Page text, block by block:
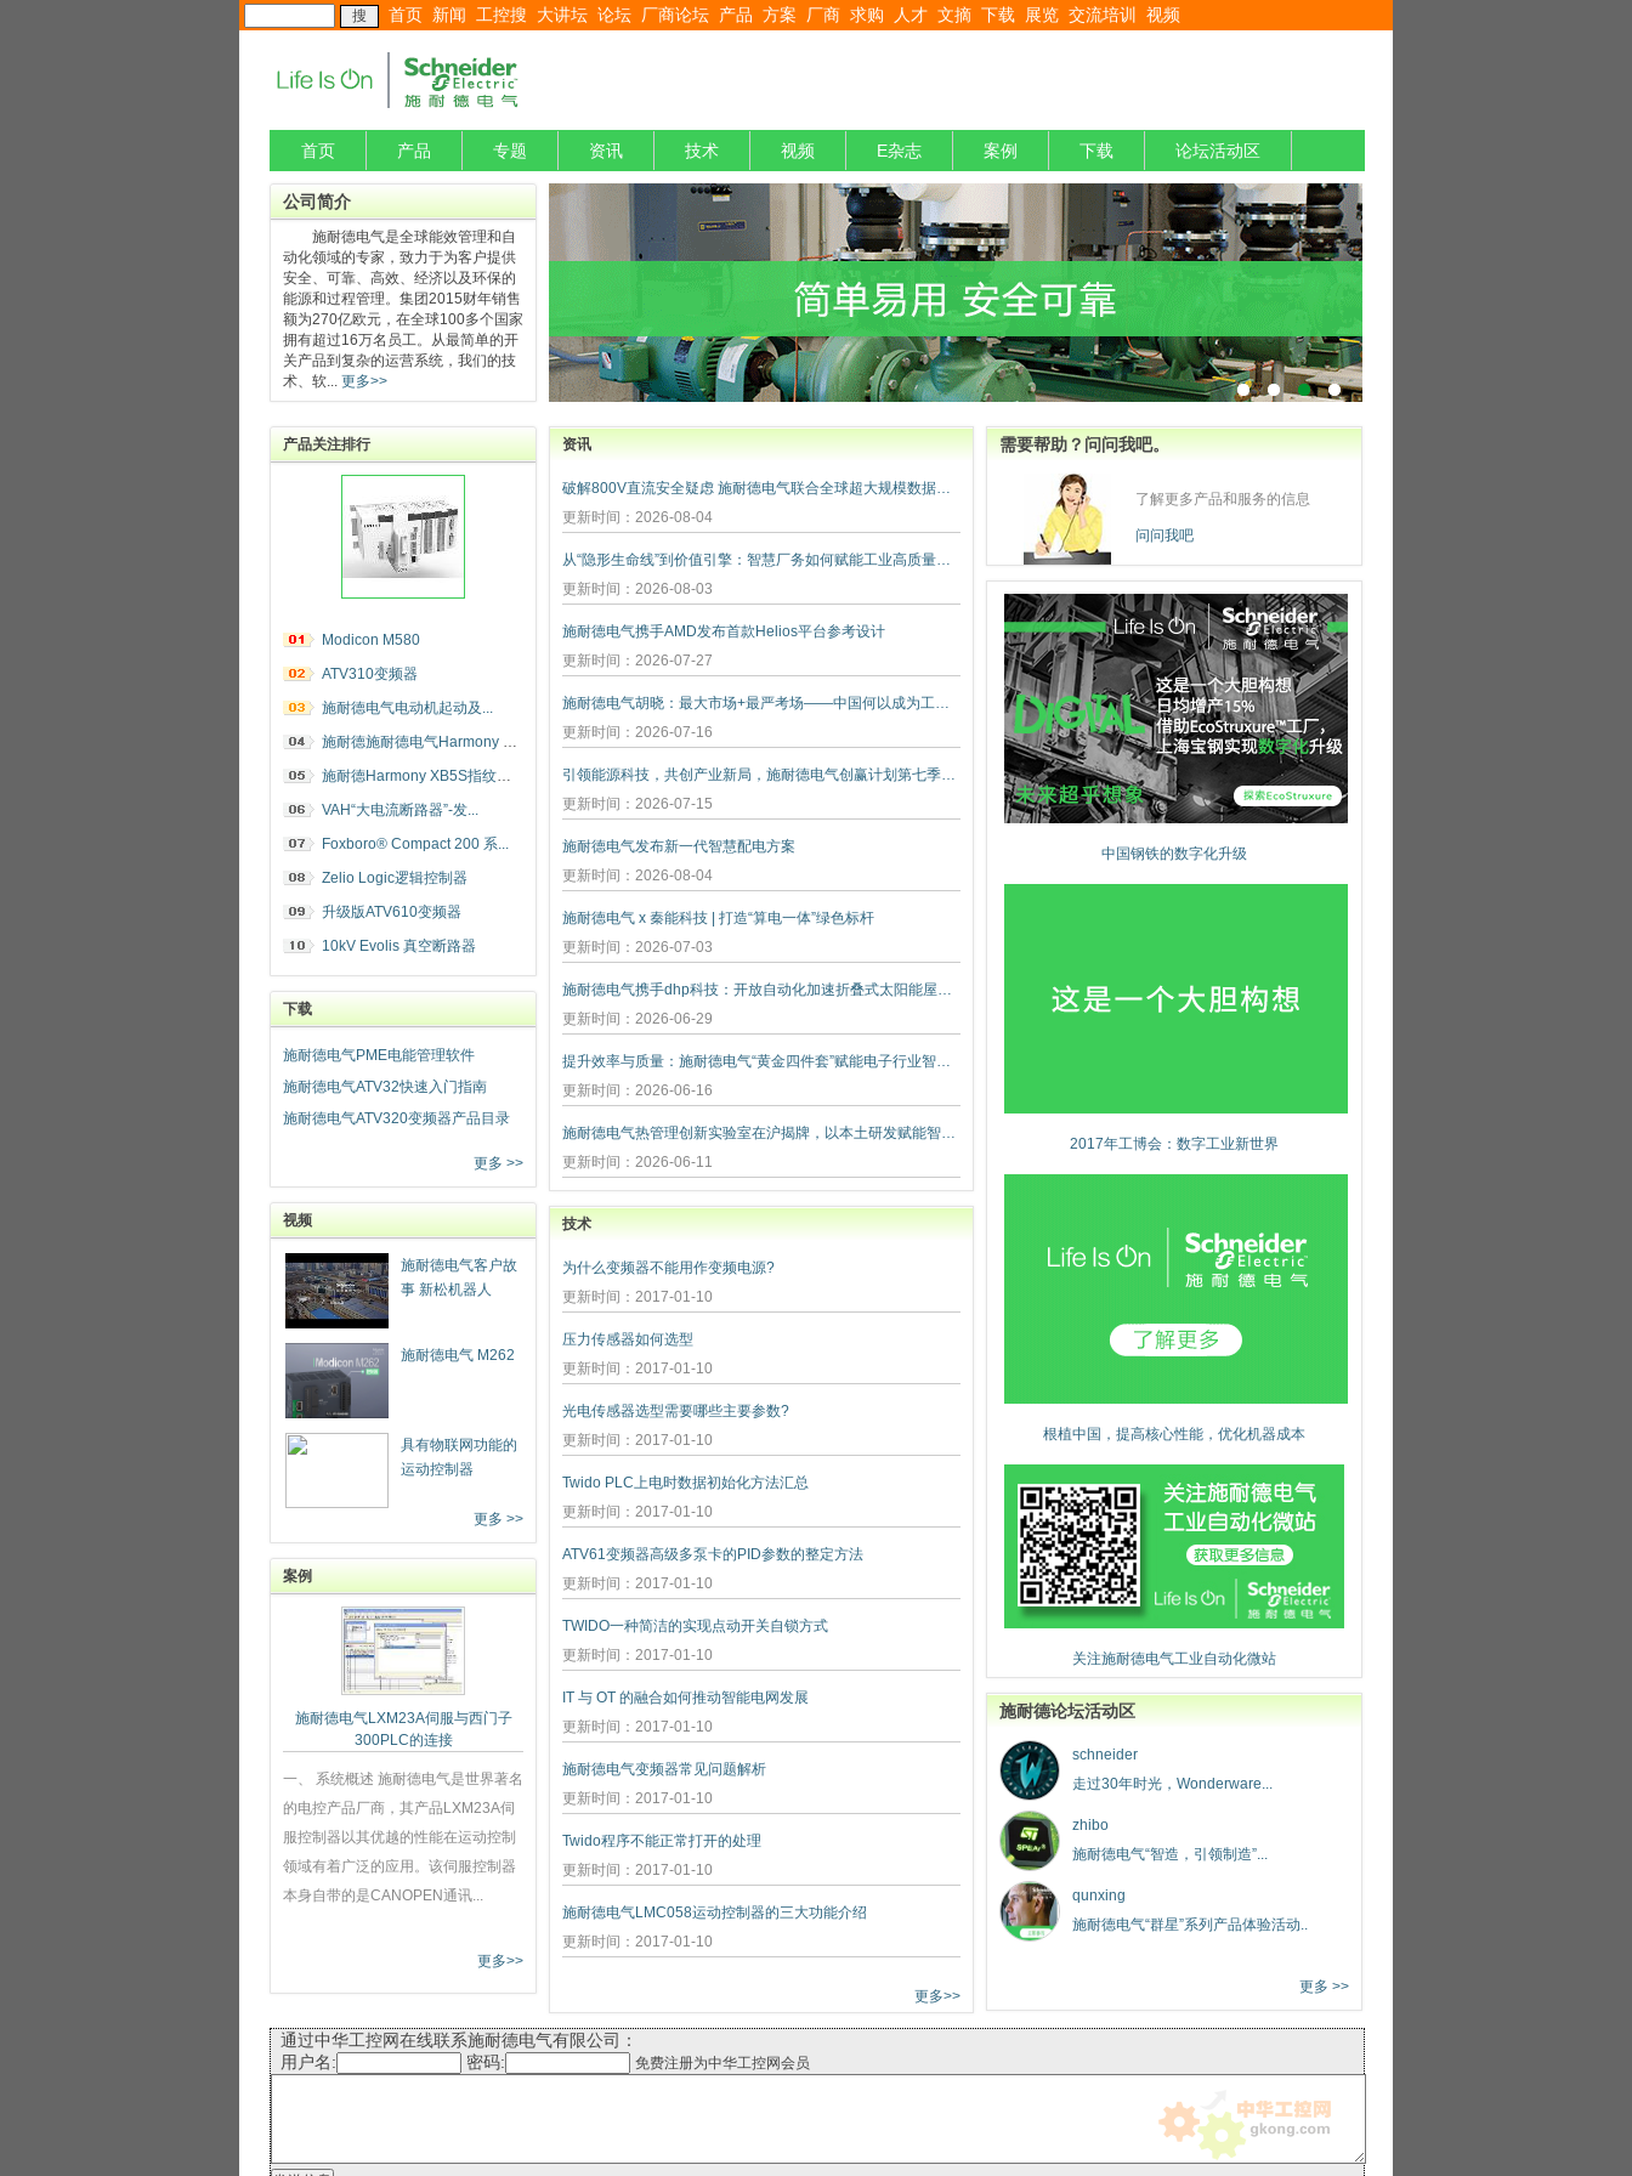
首页 新闻 工控搜 大讲坛 论坛 厂商论坛 产品 方案 厂商 求购 人才 文摘 下载 展览 交流培训 视频
首页 产品 专题 资讯 技术 视频 E杂志 案例 下载 论坛活动区
公司简介
施耐德电气是全球能效管理和自
动化领域的专家，致力于为客户提供
安全、可靠、高效、经济以及环保的
能源和过程管理。集团2015财年销售
额为270亿欧元，在全球100多个国家
拥有超过16万名员工。从最简单的开
关产品到复杂的运营系统，我们的技
术、软... 更多>>
产品关注排行
Modicon M580
ATV310变频器
施耐德电气电动机起动及...
施耐德施耐德电气Harmony 指纹开关
施耐德Harmony XB5S指纹识别开关
VAH“大电流断路器”-发...
Foxboro® Compact 200 系...
Zelio Logic逻辑控制器
升级版ATV610变频器
10kV Evolis 真空断路器
下载
施耐德电气PME电能管理软件
施耐德电气ATV32快速入门指南
施耐德电气ATV320变频器产品目录
更多 >>
视频
施耐德电气客户故
事 新松机器人
施耐德电气 M262
具有物联网功能的
运动控制器
更多 >>
案例
施耐德电气LXM23A伺服与西门子
300PLC的连接
一、 系统概述 施耐德电气是世界著名
的电控产品厂商，其产品LXM23A伺
服控制器以其优越的性能在运动控制
领域有着广泛的应用。该伺服控制器
本身自带的是CANOPEN通讯...
更多>>
资讯
破解800V直流安全疑虑 施耐德电气联合全球超大规模数据中心运营商发布弧闪风险评估报告
更新时间：2026-08-04
从“隐形生命线”到价值引擎：智慧厂务如何赋能工业高质量发展
更新时间：2026-08-03
施耐德电气携手AMD发布首款Helios平台参考设计
更新时间：2026-07-27
施耐德电气胡晓：最大市场+最严考场——中国何以成为工业创新策源地
更新时间：2026-07-16
引领能源科技，共创产业新局，施耐德电气创赢计划第七季正式启动
更新时间：2026-07-15
施耐德电气发布新一代智慧配电方案
更新时间：2026-08-04
施耐德电气 x 秦能科技 | 打造“算电一体”绿色标杆
更新时间：2026-07-03
施耐德电气携手dhp科技：开放自动化加速折叠式太阳能屋顶创新
更新时间：2026-06-29
提升效率与质量：施耐德电气“黄金四件套”赋能电子行业智能升级
更新时间：2026-06-16
施耐德电气热管理创新实验室在沪揭牌，以本土研发赋能智算未
更新时间：2026-06-11
技术
为什么变频器不能用作变频电源?
更新时间：2017-01-10
压力传感器如何选型
更新时间：2017-01-10
光电传感器选型需要哪些主要参数?
更新时间：2017-01-10
Twido PLC上电时数据初始化方法汇总
更新时间：2017-01-10
ATV61变频器高级多泵卡的PID参数的整定方法
更新时间：2017-01-10
TWIDO一种简洁的实现点动开关自锁方式
更新时间：2017-01-10
IT 与 OT 的融合如何推动智能电网发展
更新时间：2017-01-10
施耐德电气变频器常见问题解析
更新时间：2017-01-10
Twido程序不能正常打开的处理
更新时间：2017-01-10
施耐德电气LMC058运动控制器的三大功能介绍
更新时间：2017-01-10
更多>>
需要帮助？问问我吧。
了解更多产品和服务的信息
问问我吧
中国钢铁的数字化升级
2017年工博会：数字工业新世界
根植中国，提高核心性能，优化机器成本
关注施耐德电气工业自动化微站
施耐德论坛活动区
schneider
走过30年时光，Wonderware...
zhibo
施耐德电气“智造，引领制造”...
qunxing
施耐德电气“群星”系列产品体验活动..
更多 >>
通过中华工控网在线联系施耐德电气有限公司：
用户名:
密码: 免费注册为中华工控网会员